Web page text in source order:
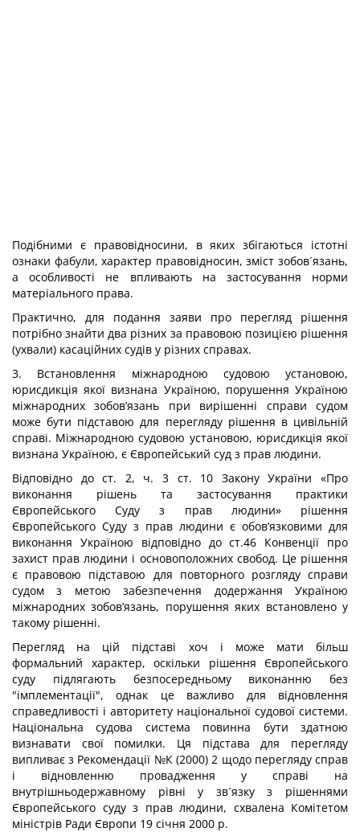
Подібними є правовідносини, в яких збігаються істотні
ознаки фабули, характер правовідносин, зміст зобов´язань,
а особливості не впливають на застосування норми
матеріального права.
Практично, для подання заяви про перегляд рішення
потрібно знайти два різних за правовою позицією рішення
(ухвали) касаційних судів у різних справах.
3. Встановлення міжнародною судовою установою,
юрисдикція якої визнана Україною, порушення Україною
міжнародних зобов’язань при вирішенні справи судом
може бути підставою для перегляду рішення в цивільній
справі. Міжнародною судовою установою, юрисдикція якої
визнана Україною, є Європейський суд з прав людини.
Відповідно до ст. 2, ч. 3 ст. 10 Закону України «Про
виконання рішень та застосування практики
Європейського Суду з прав людини» рішення
Європейського Суду з прав людини є обов’язковими для
виконання Україною відповідно до ст.46 Конвенції про
захист прав людини і основоположних свобод. Це рішення
є правовою підставою для повторного розгляду справи
судом з метою забезпечення додержання Україною
міжнародних зобов’язань, порушення яких встановлено у
такому рішенні.
Перегляд на цій підставі хоч і може мати більш
формальний характер, оскільки рішення Європейського
суду підлягають безпосередньому виконанню без
"імплементації", однак це важливо для відновлення
справедливості і авторитету національної судової системи.
Національна судова система повинна бути здатною
визнавати свої помилки. Ця підстава для перегляду
випливає з Рекомендації №К (2000) 2 щодо перегляду справ
і відновленню провадження у справі на
внутрішньодержавному рівні у зв´язку з рішеннями
Європейського суду з прав людини, схвалена Комітетом
міністрів Ради Європи 19 січня 2000 р.